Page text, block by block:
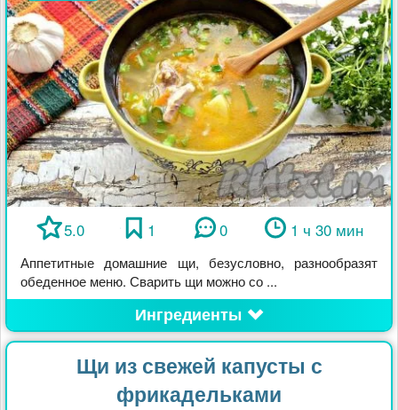
5.0 1 0 1 ч 30 мин
Аппетитные домашние щи, безусловно, разнообразят
обеденное меню. Сварить щи можно со ...
Ингредиенты
Щи из свежей капусты с
фрикадельками